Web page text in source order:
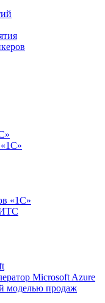
«1С»
Microsoft Azure
моделью продаж